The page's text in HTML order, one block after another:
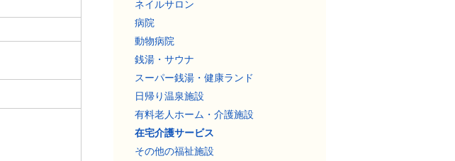
ネイルサロン
病院
動物病院
銭湯・サウナ
スーパー銭湯・健康ランド
日帰り温泉施設
有料老人ホーム・介護施設
在宅介護サービス
その他の福祉施設